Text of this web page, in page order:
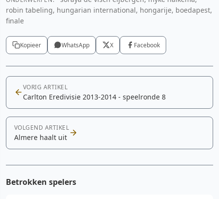
robin tabeling, hungarian international, hongarije, boedapest,
finale
Kopieer WhatsApp X Facebook
VORIG ARTIKEL
Carlton Eredivisie 2013-2014 - speelronde 8
VOLGEND ARTIKEL
Almere haalt uit
Betrokken spelers